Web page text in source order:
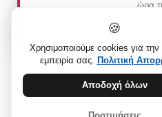
ώρα
Προηγούμενο άρθρο: Πώς
Επόμενο άρθρο: Πότε Ένα Δώρο
🍪
Χρησιμοποιούμε cookies για την
εμπειρία σας. Πολιτική
Αποδοχή όλων